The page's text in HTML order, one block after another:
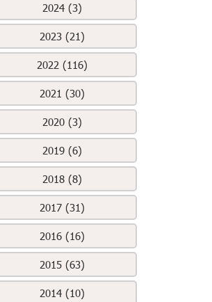
2024 (3)
2023 (21)
2022 (116)
2021 (30)
2020 (3)
2019 (6)
2018 (8)
2017 (31)
2016 (16)
2015 (63)
2014 (10)